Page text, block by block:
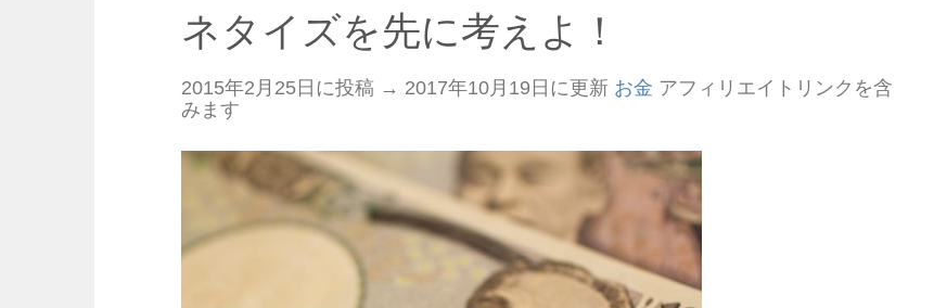
ネタイズを先に考えよ！
2015年2月25日に投稿 → 2017年10月19日 に更新 お金 アフィリエイトリンクを含
みます